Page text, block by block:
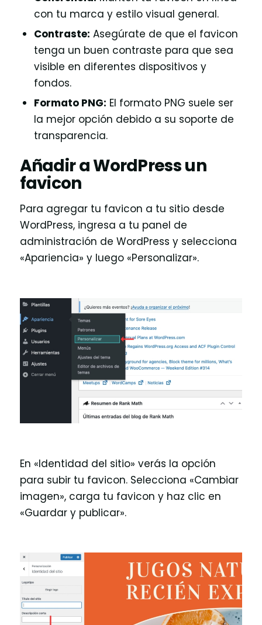
con tu marca y estilo visual general.
Contraste: Asegúrate de que el favicon
tenga un buen contraste para que sea
visible en diferentes dispositivos y
fondos.
Formato PNG: El formato PNG suele ser
la mejor opción debido a su soporte de
transparencia.
Añadir a WordPress un
favicon
Para agregar tu favicon a tu sitio desde
WordPress, ingresa a tu panel de
administración de WordPress y selecciona
«Apariencia» y luego «Personalizar».
En «Identidad del sitio» verás la opción
para subir tu favicon. Selecciona «Cambiar
imagen», carga tu favicon y haz clic en
«Guardar y publicar».